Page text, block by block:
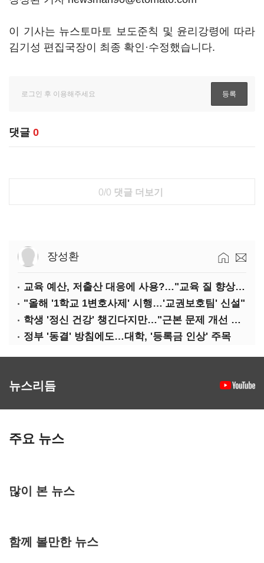
이 기사는 뉴스토마토 보도준칙 및 윤리강령에 따라
김기성 편집국장이 최종 확인·수정했습니다.
댓글 0
0/0 댓글 더보기
장성환
교육 예산, 저출산 대응에 사용?…"교육 질 향상에 투입해야"
"올해 '1학교 1변호사제' 시행…'교권보호팀' 신설"
학생 '정신 건강' 챙긴다지만…"근본 문제 개선 필요"
정부 '동결' 방침에도…대학, '등록금 인상' 주목
뉴스리듬
주요 뉴스
많이 본 뉴스
함께 볼만한 뉴스